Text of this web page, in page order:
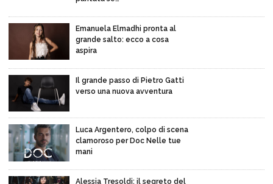
Emanuela Elmadhi pronta al
grande salto: ecco a cosa
aspira
Il grande passo di Pietro Gatti
verso una nuova avventura
Luca Argentero, colpo di scena
clamoroso per Doc Nelle tue
mani
Alessia Tresoldi: il segreto del